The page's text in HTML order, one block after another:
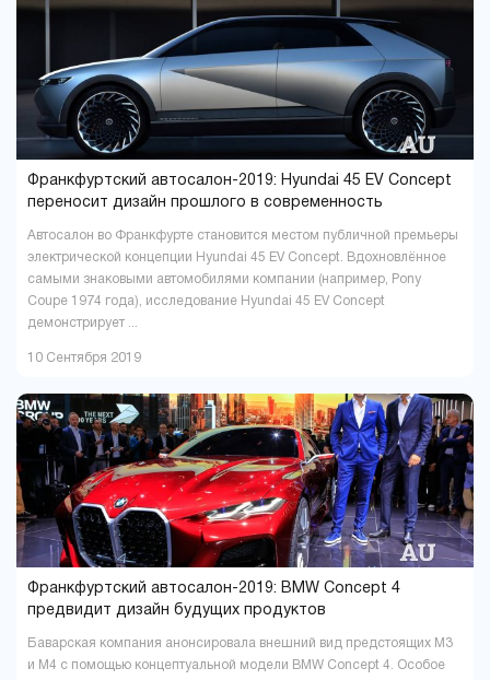
Франкфуртский автосалон-2019: Hyundai 45 EV Concept
переносит дизайн прошлого в современность
Автосалон во Франкфурте становится местом публичной премьеры
электрической концепции Hyundai 45 EV Concept. Вдохновлённое
самыми знаковыми автомобилями компании (например, Pony
Coupe 1974 года), исследование Hyundai 45 EV Concept
демонстрирует ...
10 Сентября 2019
Франкфуртский автосалон-2019: BMW Concept 4
предвидит дизайн будущих продуктов
Баварская компания анонсировала внешний вид предстоящих M3
и M4 с помощью концептуальной модели BMW Concept 4. Особое